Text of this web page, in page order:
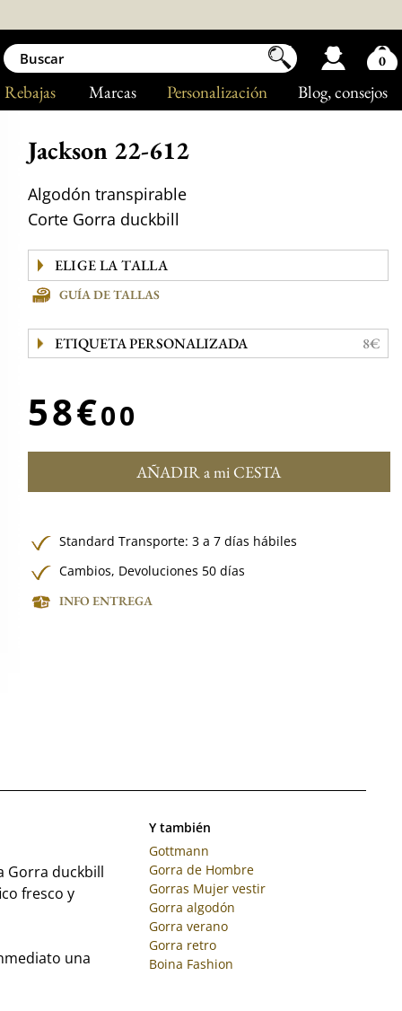
Blog, consejos
Personalización
Marcas
Rebajas
Jackson 22-612
Algodón transpirable
Corte Gorra duckbill
GUÍA DE TALLAS
ETIQUETA PERSONALIZADA 8€
58€00
AÑADIR a mi CESTA
Standard Transporte: 3 a 7 días hábiles
Cambios, Devoluciones 50 días
INFO ENTREGA
Gorra duckbill
fresco y
una
Y también
Gottmann
Gorra de Hombre
Gorras Mujer vestir
Gorra algodón
Gorra verano
Gorra retro
Boina Fashion
0